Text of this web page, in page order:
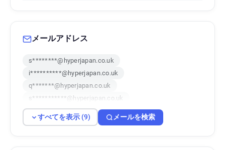
メールアドレス
s********@hyperjapan.co.uk
i**********@hyperjapan.co.uk
q*******@hyperjapan.co.uk
s***********@hyperjapan.co.uk
f*****@hyperjapan.co.uk
b*****@hyperjapan.co.uk
o***********@hyperjapan.co.uk
すべてを表示 (9) メールを検索